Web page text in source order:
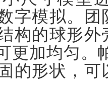
字模拟。
构的球形
更加均匀。
的形状，